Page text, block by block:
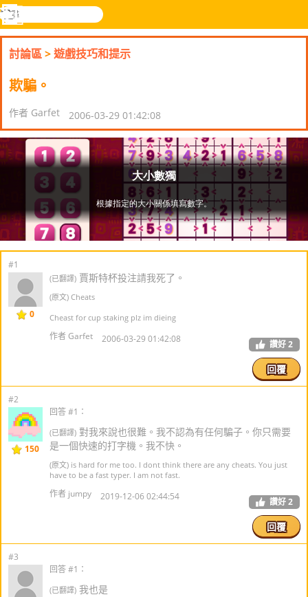
樂和遊
搜
尋
登入
功
能
討論區>遊戲技巧和提示
欺騙。
作者 Garfet 2006-03-29 01:42:08
#1
0
(已翻譯) 賈斯特杯投注請我死了。
(原文) Cheats
Cheast for cup staking plz im dieing
作者 Garfet 2006-03-29 01:42:08 讚好2
回覆
#2
150
回答 #1：
(已翻譯) 對我來說也很難。我不認為有任何騙子。你只需要
是一個快速的打字機。我不快。
(原文) is hard for me too. I dont think there are any cheats. You just
have to be a fast typer. I am not fast.
作者 jumpy 2019-12-06 02:44:54 讚好2
回覆
#3
回答 #1：
(已翻譯) 我也是